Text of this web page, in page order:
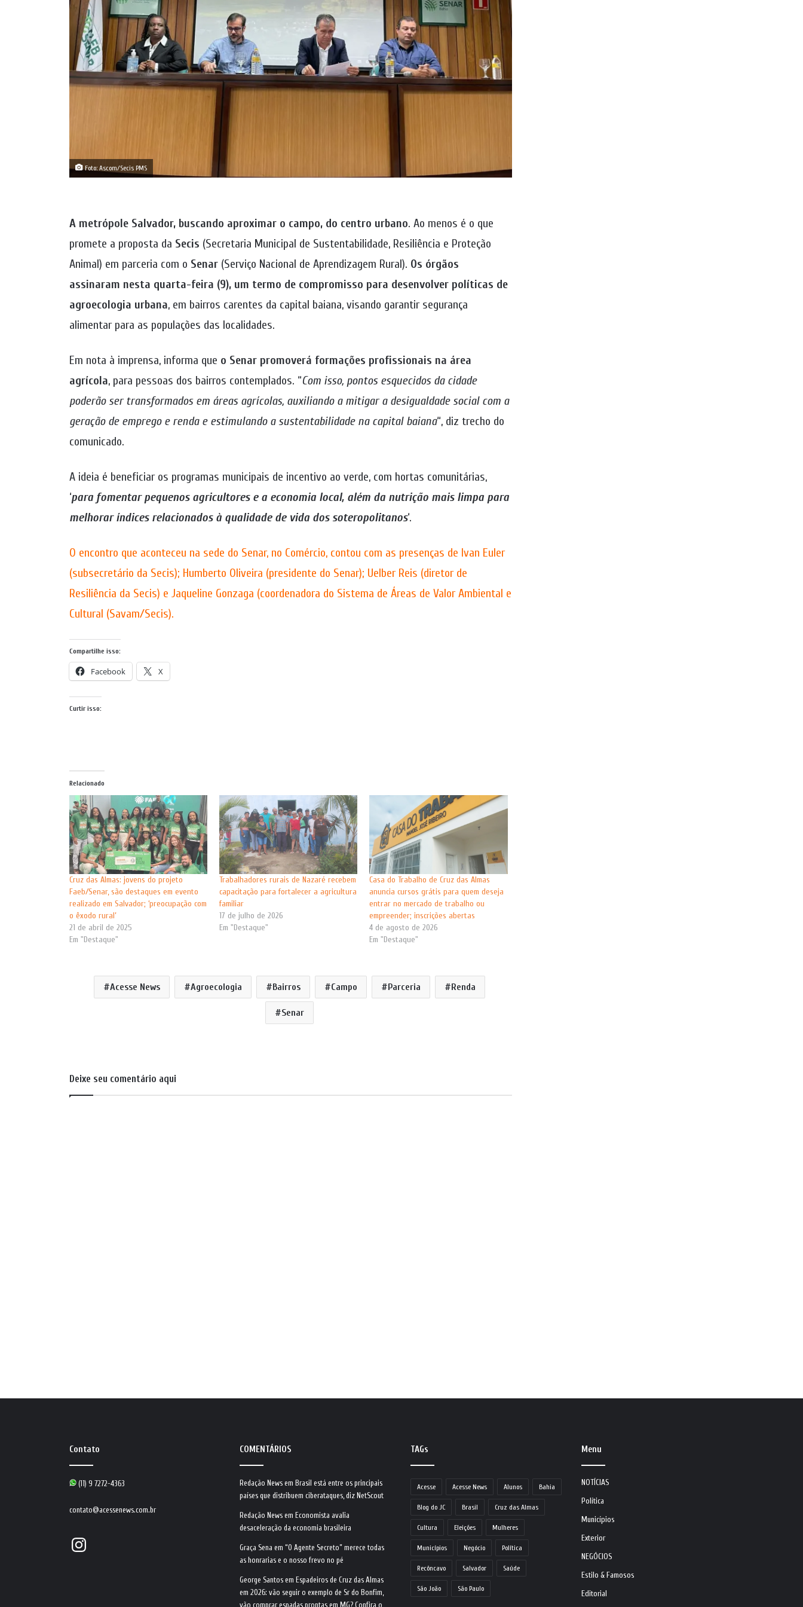
Foto: Ascom/Secis PMS
A metrópole Salvador, buscando aproximar o campo, do centro urbano. Ao menos é o que
promete a proposta da Secis (Secretaria Municipal de Sustentabilidade, Resiliência e Proteção
Animal) em parceria com o Senar(Serviço Nacional de Aprendizagem Rural). Os órgãos
assinaram nesta quarta-feira (9), um termo de compromisso para desenvolver políticas de
agroecologia urbana, em bairros carentes da capital baiana, visando garantir segurança
alimentar para as populações das localidades.
Em nota à imprensa, informa que o Senar promoverá formações profissionais na área
agrícola, para pessoas dos bairros contemplados. “Com isso, pontos esquecidos da cidade
poderão ser transformados em áreas agrícolas, auxiliando a mitigar a desigualdade social com a
geração de emprego e renda e estimulando a sustentabilidade na capital baiana“, diz trecho do
comunicado.
A ideia é beneficiar os programas municipais de incentivo ao verde, com hortas comunitárias,
‘para fomentar pequenos agricultores e a economia local, além da nutrição mais limpa para
melhorar índices relacionados à qualidade de vida dos soteropolitanos‘.
O encontro que aconteceu na sede do Senar, no Comércio, contou com as presenças de Ivan Euler
(subsecretário da Secis); Humberto Oliveira (presidente do Senar); Uelber Reis (diretor de
Resiliência da Secis) e Jaqueline Gonzaga (coordenadora do Sistema de Áreas de Valor Ambiental e
Cultural (Savam/Secis).
Compartilhe isso:
Facebook X
Curtir isso:
Relacionado
Cruz das Almas: jovens do projeto
Faeb/Senar, são destaques em evento
realizado em Salvador; ‘preocupação com
o êxodo rural’
21 de abril de 2025
Em "Destaque"
Trabalhadores rurais de Nazaré recebem
capacitação para fortalecer a agricultura
familiar
17 de julho de 2026
Em "Destaque"
Casa do Trabalho de Cruz das Almas
anuncia cursos grátis para quem deseja
entrar no mercado de trabalho ou
empreender; inscrições abertas
4 de agosto de 2026
Em "Destaque"
Acesse News Agroecologia Bairros Campo Parceria Renda
Senar
Deixe seu comentário aqui
Contato
(11) 9 7272-4363
contato@acessenews.com.br
Instagram
COMENTÁRIOS
Redação News em Brasil está entre os principais
países que distribuem ciberataques, diz NetScout
Redação News em Economista avalia
desaceleração da economia brasileira
Graça Sena em“O Agente Secreto” merece todas
as honrarias e o nosso frevo no pé
George Santos em Espadeiros de Cruz das Almas
em 2026: vão seguir o exemplo de Sr do Bonfim,
vão comprar espadas prontas em MG? Confira o
TAGs
Acesse Acesse News Alunos Bahia
Blog do JC Brasil Cruz das Almas
Cultura Eleições Mulheres
Municípios Negócio Política
Recôncavo Salvador Saúde
São João São Paulo
Menu
NOTÍCIAS
Política
Municípios
Exterior
NEGÓCIOS
Estilo & Famosos
Editorial